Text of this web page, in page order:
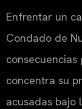
Enfrentar un
Condado de
consecuencias
concentra su
acusadas bajo